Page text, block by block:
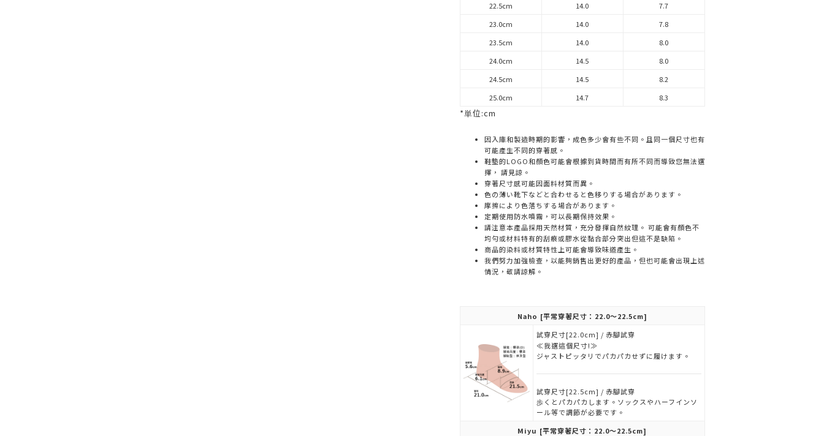
22.5cm
14.0
7.7
23.0cm
14.0
7.8
23.5cm
14.0
8.0
24.0cm
14.5
8.0
24.5cm
14.5
8.2
25.0cm
14.7 8.3
*単位:cm
因入庫和製造時期的影響，成色多少會有些不同。且同一個尺寸也有
可能產生不同的穿著感。
鞋墊的LOGO和顏色可能會根據到貨時間而有所不同而導致您無法選
擇， 請見諒。
穿著尺寸感可能因面料材質而異。
色の薄い靴下などと合わせると色移りする場合があります。
摩擦により色落ちする場合があります。
定期使用防水噴霧，可以長期保持效果。
請注意本產品採用天然材質，充分發揮自然紋理。 可能會有顏色不
均勻或材料特有的刮痕或膠水從黏合部分突出但這不是缺陷。
商品的染料或材質特性上可能會導致味道產生。
我們努力加強檢查，以能夠銷售出更好的產品，但也可能會出現上述
情況，敬請諒解。
Naho [平常穿著尺寸：22.0～22.5cm]
試穿尺寸[22.0cm] / 赤腳試穿
≪我選這個尺寸!≫
ジャストピッタリでパカパカせずに履けます。
試穿尺寸[22.5cm] / 赤腳試穿
歩くとパカパカします。ソックスやハーフインソ
ール等で調節が必要です。
Miyu [平常穿著尺寸：22.0～22.5cm]